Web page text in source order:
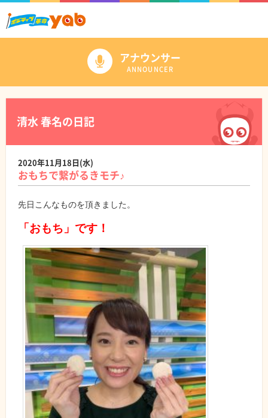
アナウンサー
ANNOUNCER
清水 春名の日記
2020年11月18日(水)
おもちで繋がるきモチ♪
先日こんなものを頂きました。
「おもち」です！